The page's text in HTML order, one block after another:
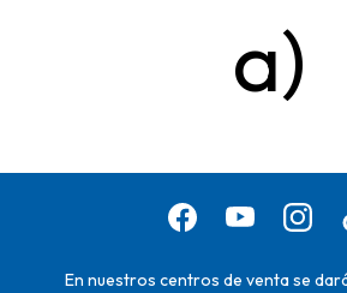
a)
En nuestros centros de venta se